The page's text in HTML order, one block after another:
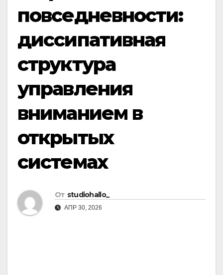
повседневности:
диссипативная
структура
управления
вниманием в
открытых
системах
От studiohallo_
АПР 30, 2026